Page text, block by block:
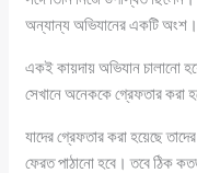
অন্যান্য অভিযানের একটি
একই কায়দায় অভিযান চালানো
সেখানে অনেককে গ্রেফতার করা
যাদের গ্রেফতার করা হয়েছে
ফেরত পাঠানো হবে। তবে ঠিক